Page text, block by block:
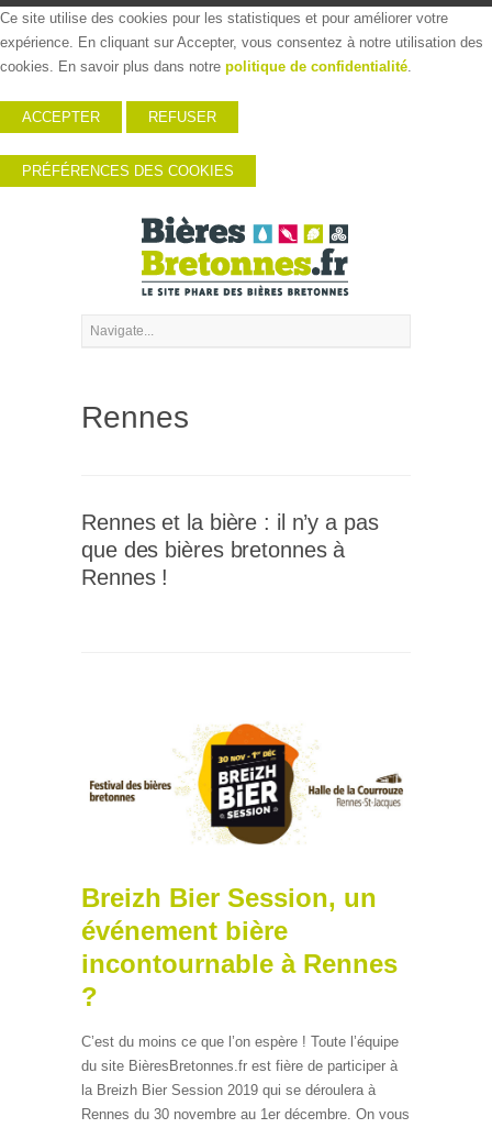
Ce site utilise des cookies pour les statistiques et pour améliorer votre
expérience. En cliquant sur Accepter, vous consentez à notre utilisation des
cookies. En savoir plus dans notre politique de confidentialité.
ACCEPTER REFUSER
PRÉFÉRENCES DES COOKIES
Rennes
Rennes et la bière : il n’y a pas
que des bières bretonnes à
Rennes !
Breizh Bier Session, un
événement bière
incontournable à Rennes
?
C’est du moins ce que l’on espère ! Toute l’équipe
du site BièresBretonnes.fr est fière de participer à
la Breizh Bier Session 2019 qui se déroulera à
Rennes du 30 novembre au 1er décembre. On vous